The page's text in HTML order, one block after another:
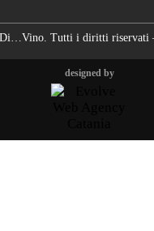
Tutti i diritti riservati –
designed by